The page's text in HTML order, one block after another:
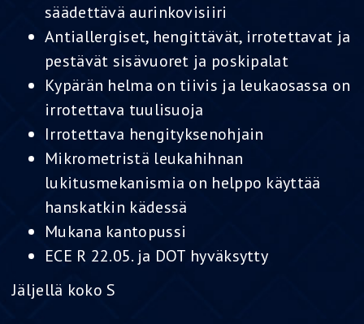
säädettävä aurinkovisiiri
Antiallergiset, hengittävät, irrotettavat ja
pestävät sisävuoret ja poskipalat
Kypärän helma on tiivis ja leukaosassa on
irrotettava tuulisuoja
Irrotettava hengityksenohjain
Mikrometristä leukahihnan
lukitusmekanismia on helppo käyttää
hanskatkin kädessä
Mukana kantopussi
ECE R 22.05. ja DOT hyväksytty
Jäljellä koko S